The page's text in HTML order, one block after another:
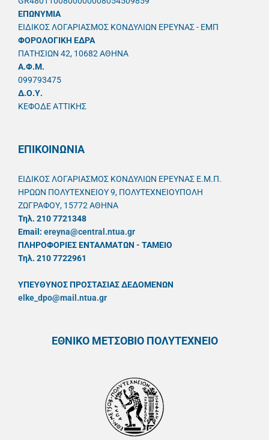
ΕΠΩΝΥΜΙΑ
ΕΙΔΙΚΟΣ ΛΟΓΑΡΙΑΣΜΟΣ ΚΟΝΔΥΛΙΩΝ ΕΡΕΥΝΑΣ - ΕΜΠ
ΦΟΡΟΛΟΓΙΚΗ ΕΔΡΑ
ΠΑΤΗΣΙΩΝ 42, 10682 ΑΘΗΝΑ
A.Φ.Μ.
099793475
Δ.Ο.Υ.
ΚΕΦΟΔΕ ΑΤΤΙΚΗΣ
ΕΠΙΚΟΙΝΩΝΙΑ
ΕΙΔΙΚΟΣ ΛΟΓΑΡΙΑΣΜΟΣ ΚΟΝΔΥΛΙΩΝ ΕΡΕΥΝΑΣ Ε.Μ.Π.
ΗΡΩΩΝ ΠΟΛΥΤΕΧΝΕΙΟΥ 9, ΠΟΛΥΤΕΧΝΕΙΟΥΠΟΛΗ
ΖΩΓΡΑΦΟΥ, 15772 ΑΘΗΝΑ
Τηλ. 210 7721348
Email: ereyna@central.ntua.gr
ΠΛΗΡΟΦΟΡΙΕΣ ΕΝΤΑΛΜΑΤΩΝ - ΤΑΜΕΙΟ
Τηλ. 210 7722961
ΥΠΕΥΘYΝΟΣ ΠΡΟΣΤΑΣΙΑΣ ΔΕΔΟΜΕΝΩΝ
elke_dpo@mail.ntua.gr
ΕΘΝΙΚΟ ΜΕΤΣΟΒΙΟ ΠΟΛΥΤΕΧΝΕΙΟ